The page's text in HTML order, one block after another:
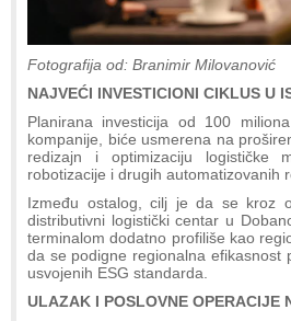
Fotografija od: Branimir Milovanović
NAJVEĆI INVESTICIONI CIKLUS U
Planirana investicija od 100
kompanije, biće usmerena na
redizajn i optimizaciju logističke
robotizacije i drugih automatizovanih
Između ostalog, cilj je da se kroz
distributivni logistički centar u
terminalom dodatno profiliše kao
da se podigne regionalna efikasnost
usvojenih ESG standarda.
ULAZAK I POSLOVNE OPERACIJE